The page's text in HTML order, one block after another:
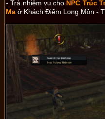
- Trả nhiệm vụ cho NPC Trúc
Maở Khách Điếm Long Môn -